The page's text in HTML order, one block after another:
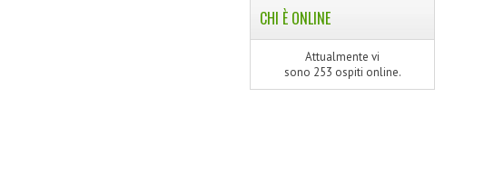
CHI È ONLINE
Attualmente vi
sono 253 ospiti online.